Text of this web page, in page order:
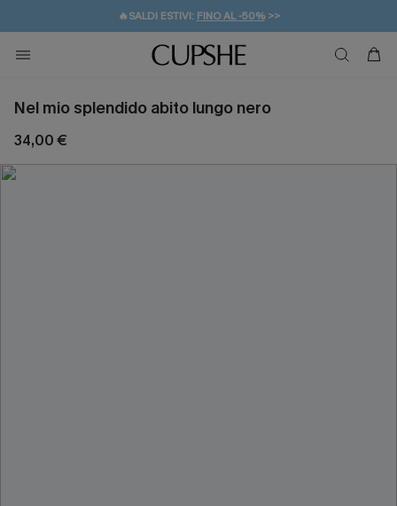
🔥SALDI ESTIVI: FINO AL -50%>>
🚚SPEDIZIONE GRATUITA DA 49€
💌REGALO PER I NUOVI: 20% DI SCONTO*
Nel mio splendido abito lungo nero
34,00 €